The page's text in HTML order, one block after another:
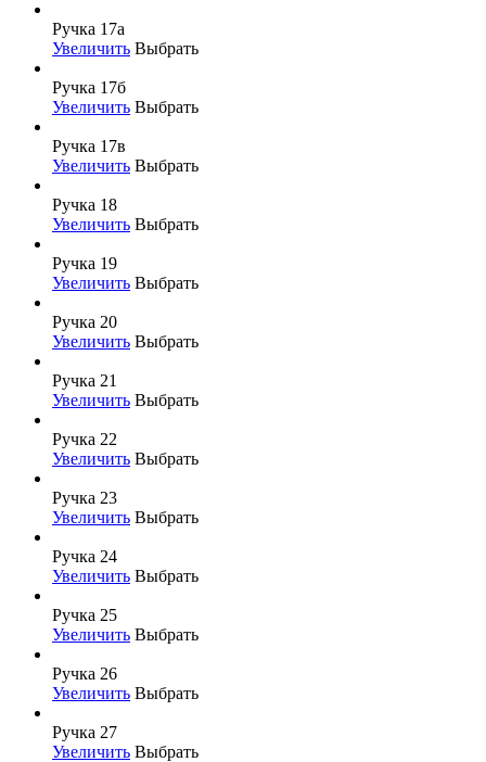
Ручка 17а
Увеличить Выбрать
Ручка 17б
Увеличить Выбрать
Ручка 17в
Увеличить Выбрать
Ручка 18
Увеличить Выбрать
Ручка 19
Увеличить Выбрать
Ручка 20
Увеличить Выбрать
Ручка 21
Увеличить Выбрать
Ручка 22
Увеличить Выбрать
Ручка 23
Увеличить Выбрать
Ручка 24
Увеличить Выбрать
Ручка 25
Увеличить Выбрать
Ручка 26
Увеличить Выбрать
Ручка 27
Увеличить Выбрать